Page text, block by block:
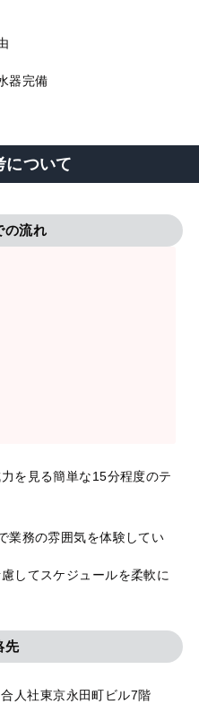
器完備
について
の流れ
を見る簡単な15分程度のテ
業務の雰囲気を体験してい
してスケジュールを柔軟に
先
人社東京永田町ビル7階